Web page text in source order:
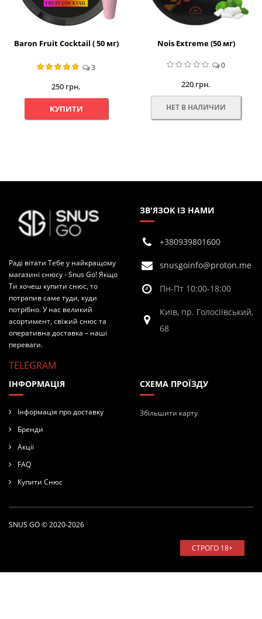
Baron Fruit Cocktail ( 50 мг)
3
250 грн.
КУПИТИ
Nois Extreme (50 мг)
0
220 грн.
НЕТ В НАЛИЧИИ
Раді вітати Тебе у найкращому
магазині снюсу - Snus Go! Якщо
Ти хочеш купити снюс, то
потрапив саме туди, куди
потрібно. У нас великий
асортимент, свіжий снюс та
оперативна доставка – наші
переваги.
TELEGRAM
ЗВ'ЯЗОК ІЗ НАМИ
+380939801600
snusgoinfo@proton.me
Пн-Пт 10:00-18:00
Київ, пр. Голосіївський,
68
ІНФОРМАЦІЯ
Інформація про доставку
Бренди
Акції
FAQ
Купити Снюс
СХЕМА ПРОЇЗДУ
Збільшити карту
SNUS GO © 2020-2026
СТРОГО 18+